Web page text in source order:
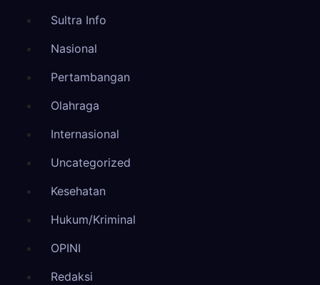
Sultra Info
Nasional
Pertambangan
Olahraga
Internasional
Uncategorized
Kesehatan
Hukum/Kriminal
OPINI
Redaksi